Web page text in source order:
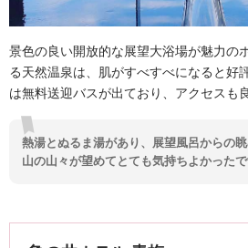
景色の良い開放的な展望大浴場が魅力の
る天然温泉は、肌がすべすべになると好
は無料送迎バスが出ており、アクセスも
熱湯とぬるま湯があり、展望風呂からの
山の山々が望めてとても気持ちよかったで